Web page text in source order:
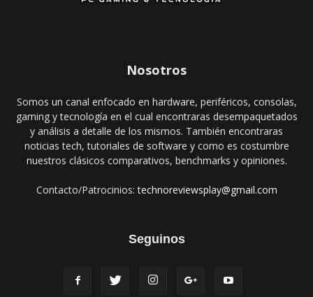
Nosotros
Somos un canal enfocado en hardware, periféricos, consolas,
gaming y tecnología en el cual encontraras desempaquetados
y análisis a detalle de los mismos. También encontraras
noticias tech, tutoriales de software y como es costumbre
nuestros clásicos comparativos, benchmarks y opiniones.
Contacto/Patrocinios:technoreviewsplay@gmail.com
Seguinos